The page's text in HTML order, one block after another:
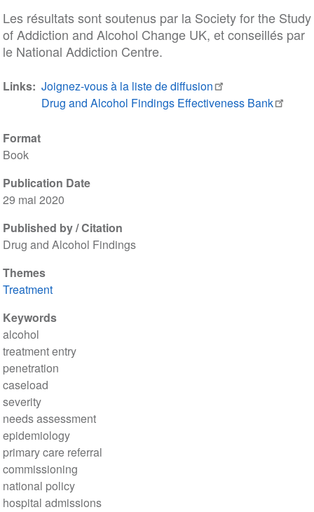
Format
Book
Publication Date
29 mai 2020
Published by / Citation
Drug and Alcohol Findings
Themes
Treatment
Keywords
alcohol
treatment entry
penetration
caseload
severity
needs assessment
epidemiology
primary care referral
commissioning
national policy
hospital admissions
Les résultats sont soutenus par la Society for the Study
of Addiction and Alcohol Change UK, et conseillés par
le National Addiction Centre.
Links Joignez-vous à la liste de diffusion
Drug and Alcohol Findings Effectiveness Bank